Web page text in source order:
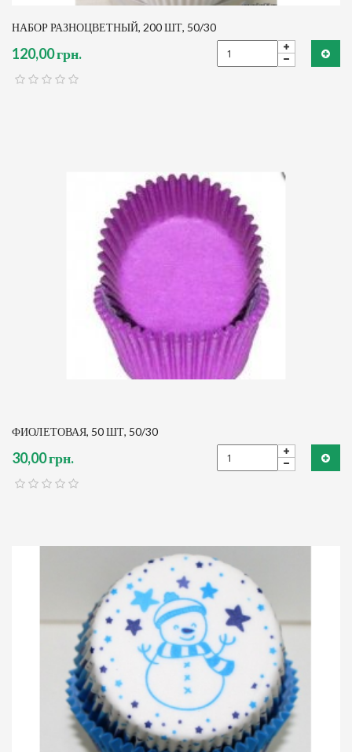
НАБОР РАЗНОЦВЕТНЫЙ, 200 ШТ, 50/30
120,00 грн.
ФИОЛЕТОВАЯ, 50 ШТ, 50/30
30,00 грн.